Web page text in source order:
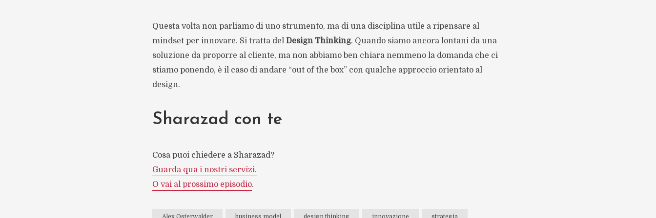
Questa volta non parliamo di uno strumento, ma di una disciplina utile a ripensare al
mindset per innovare. Si tratta del Design Thinking. Quando siamo ancora lontani da una
soluzione da proporre al cliente, ma non abbiamo ben chiara nemmeno la domanda che ci
stiamo ponendo, è il caso di andare “out of the box” con qualche approccio orientato al
design.
Sharazad con te
Cosa puoi chiedere a Sharazad?
Guarda qua i nostri servizi.
O vai al prossimo episodio.
Alex Osterwalder business model design thinking innovazione strategia